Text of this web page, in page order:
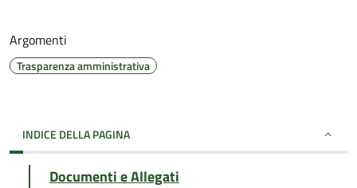
Argomenti
Trasparenza amministrativa
INDICE DELLA PAGINA
Documenti e Allegati